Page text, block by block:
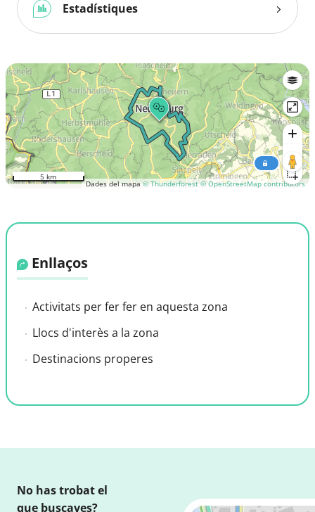
Estadístiques
Dades del mapa© Thunderforest © OpenStreetMap contributors
5 km
Enllaços
Activitats per fer fer en aquesta zona
Llocs d'interès a la zona
Destinacions properes
No has trobat el
que buscaves?